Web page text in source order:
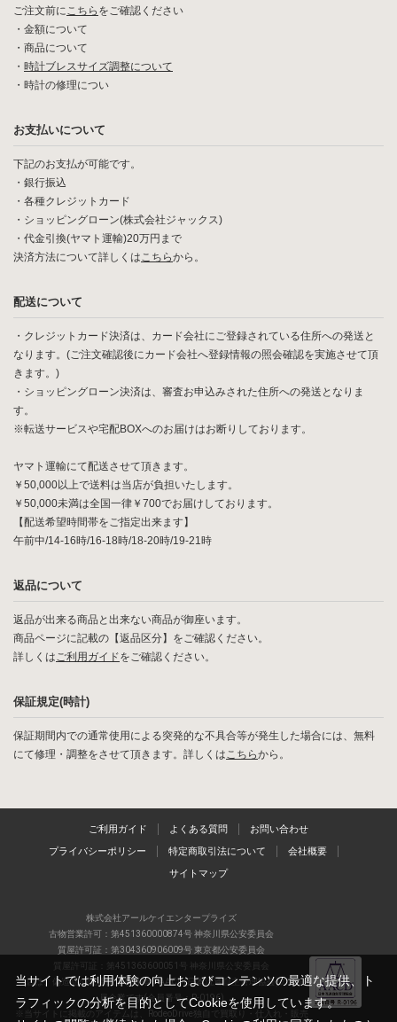
ご注文前にこちら をご確認ください
・ 金額について
・ 商品について
・ 時計ブレスサイズ調整について
・ 時計の修理につい
お支払いについて
下記のお支払が可能です。
・銀行振込
・各種クレジットカード
・ショッピングローン(株式会社ジャックス)
・代金引換(ヤマト運輸)20万円まで
決済方法について詳しくはこちらから。
配送について
・クレジットカード決済は、カード会社にご登録されている住所への発送と
なります。(ご注文確認後にカード会社へ登録情報の照会確認を実施させて頂
きます。)
・ショッピングローン決済は、審査お申込みされた住所への発送となりま
す。
※転送サービスや宅配BOXへのお届けはお断りしております。
ヤマト運輸にて配送させて頂きます。
￥50,000以上で送料は当店が負担いたします。
￥50,000未満は全国一律￥700でお届けしております。
【配送希望時間帯をご指定出来ます】
午前中/14-16時/16-18時/18-20時/19-21時
返品について
返品が出来る商品と出来ない商品が御座います。
商品ページに記載の【返品区分】をご確認ください。
詳しくはご利用ガイドをご確認ください。
保証規定(時計)
保証期間内での通常使用による突発的な不具合等が発生した場合には、無料
にて修理・調整をさせて頂きます。詳しくはこちらから。
ご利用ガイド よくある質問 お問い合わせ
プライバシーポリシー 特定商取引法について 会社概要
サイトマップ
株式会社アールケイエンタープライズ
古物営業許可：第451360000874号 神奈川県公安委員会
質屋許可証：第304360906009号 東京都公安委員会
質屋許可証：第451363600051号 神奈川県公安委員会
当店は、偽造品の流通防止を目指すAACD(日本流通自主管理協会)の正会
員企業です(会員番号：R-0196)
※当サイトに掲載のアイテムは、RodeoDrive独自で買取り・仕入れ・販売
当サイトでは利用体験の向上およびコンテンツの最適な提供、ト
ラフィックの分析を目的としてCookieを使用しています。